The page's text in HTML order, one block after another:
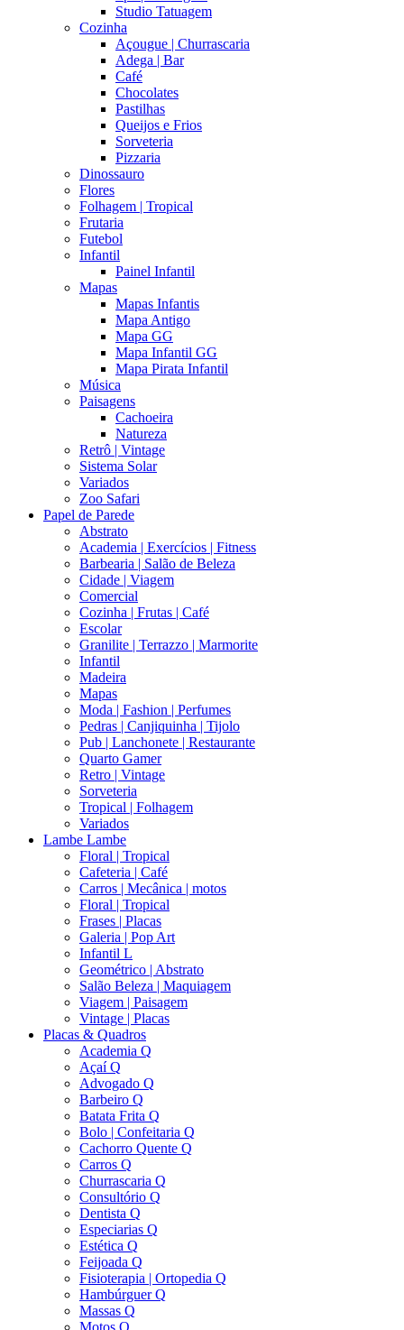
Studio Tatuagem
Cozinha
Açougue | Churrascaria
Adega | Bar
Café
Chocolates
Pastilhas
Queijos e Frios
Sorveteria
Pizzaria
Dinossauro
Flores
Folhagem | Tropical
Frutaria
Futebol
Infantil
Painel Infantil
Mapas
Mapas Infantis
Mapa Antigo
Mapa GG
Mapa Infantil GG
Mapa Pirata Infantil
Música
Paisagens
Cachoeira
Natureza
Retrô | Vintage
Sistema Solar
Variados
Zoo Safari
Papel de Parede
Abstrato
Academia | Exercícios | Fitness
Barbearia | Salão de Beleza
Cidade | Viagem
Comercial
Cozinha | Frutas | Café
Escolar
Granilite | Terrazzo | Marmorite
Infantil
Madeira
Mapas
Moda | Fashion | Perfumes
Pedras | Canjiquinha | Tijolo
Pub | Lanchonete | Restaurante
Quarto Gamer
Retro | Vintage
Sorveteria
Tropical | Folhagem
Variados
Lambe Lambe
Floral | Tropical
Cafeteria | Café
Carros | Mecânica | motos
Floral | Tropical
Frases | Placas
Galeria | Pop Art
Infantil L
Geométrico | Abstrato
Salão Beleza | Maquiagem
Viagem | Paisagem
Vintage | Placas
Placas & Quadros
Academia Q
Açaí Q
Advogado Q
Barbeiro Q
Batata Frita Q
Bolo | Confeitaria Q
Cachorro Quente Q
Carros Q
Churrascaria Q
Consultório Q
Dentista Q
Especiarias Q
Estética Q
Feijoada Q
Fisioterapia | Ortopedia Q
Hambúrguer Q
Massas Q
Motos Q